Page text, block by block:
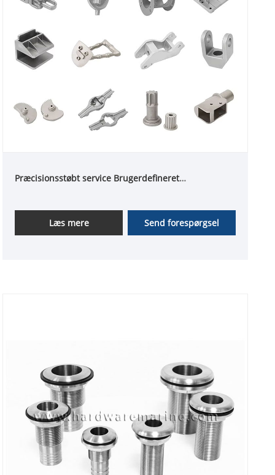
Præcisionsstøbt service Brugerdefineret
Investeringsstøbedele
Læs mere
Send forespørgsel